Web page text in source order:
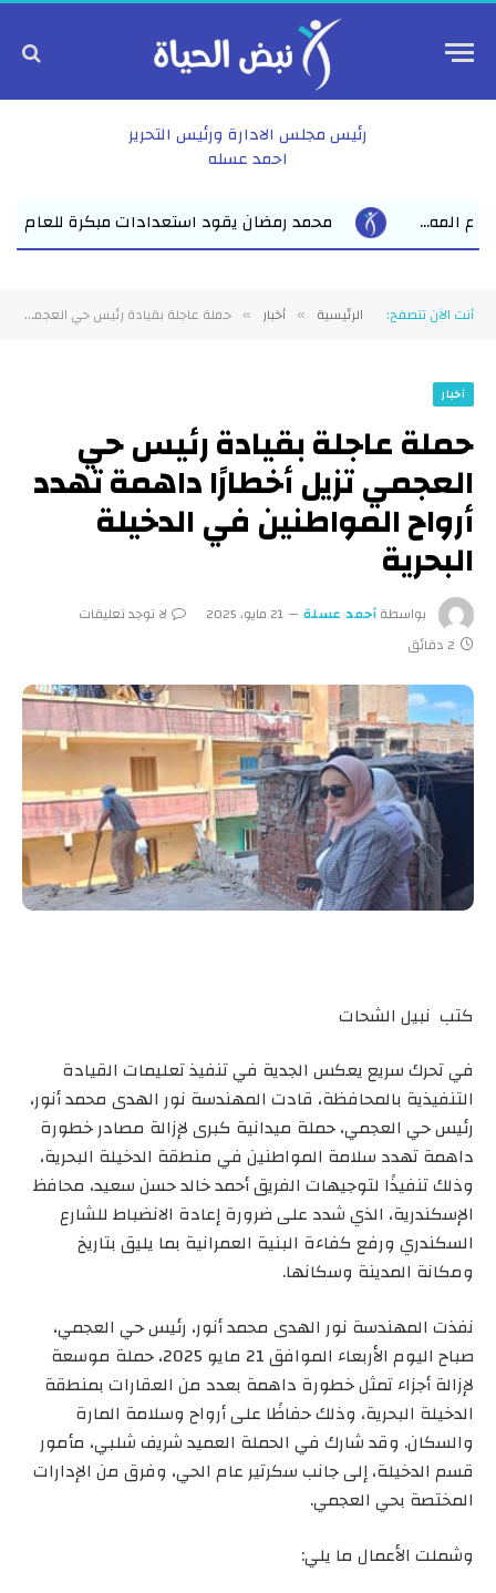
رئيس مجلس الادارة ورئيس التحرير
احمد عسله
مبكرة للعام الدراسي الجديد بفاقوس لقاء موسع يجمع
أنت الآن تتصفح: الرئيسية » أخبار » حملة عاجلة بقيادة رئيس حي العجمي تزيل أخطارًا داهمة تهدد أرواح المواطنين في الدخيلة البحرية
أخبار
حملة عاجلة بقيادة رئيس حي
العجمي تزيل أخطارًا داهمة تهدد
أرواح المواطنين في الدخيلة
البحرية
بواسطةأحمد عسلة 21 مايو، 2025
لا توجد تعليقات
2 دقائق
كتب نبيل الشحات
في تحرك سريع يعكس الجدية في تنفيذ تعليمات القيادة
التنفيذية بالمحافظة، قادت المهندسة نور الهدى محمد أنور،
رئيس حي العجمي، حملة ميدانية كبرى لإزالة مصادر خطورة
داهمة تهدد سلامة المواطنين في منطقة الدخيلة البحرية،
وذلك تنفيذًا لتوجيهات الفريق أحمد خالد حسن سعيد، محافظ
الإسكندرية، الذي شدد على ضرورة إعادة الانضباط للشارع
السكندري ورفع كفاءة البنية العمرانية بما يليق بتاريخ
ومكانة المدينة وسكانها.
نفذت المهندسة نور الهدى محمد أنور، رئيس حي العجمي،
صباح اليوم الأربعاء الموافق 21 مايو 2025، حملة موسعة
لإزالة أجزاء تمثل خطورة داهمة بعدد من العقارات بمنطقة
الدخيلة البحرية، وذلك حفاظًا على أرواح وسلامة المارة
والسكان. وقد شارك في الحملة العميد شريف شلبي، مأمور
قسم الدخيلة، إلى جانب سكرتير عام الحي، وفرق من الإدارات
المختصة بحي العجمي.
وشملت الأعمال ما يلي: